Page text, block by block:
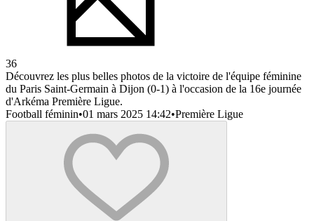
36
Découvrez les plus belles photos de la victoire de l'équipe féminine
du Paris Saint-Germain à Dijon (0-1) à l'occasion de la 16e journée
d'Arkéma Première Ligue.
Football féminin•01 mars 2025 14:42•Première Ligue